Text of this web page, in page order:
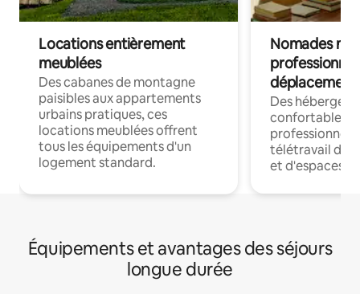
Locations entièrement
meublées
Des cabanes de montagne
paisibles aux appartements
urbains pratiques, ces
locations meublées offrent
tous les équipements d'un
logement standard.
Nomades
déplacement
Des
confortables
professionnels
télétravail
et d'espaces
Équipements et avantages des séjours
longue durée